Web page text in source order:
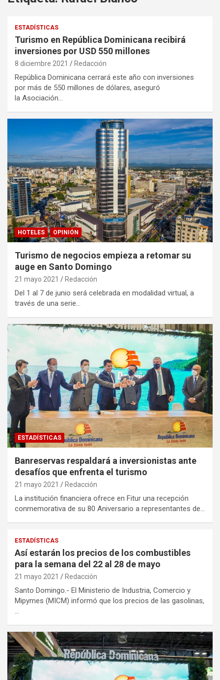
ESTADÍSTICAS
Turismo en República Dominicana recibirá
inversiones por USD 550 millones
8 diciembre 2021 Redacción
República Dominicana cerrará este año con inversiones
por más de 550 millones de dólares, aseguró
la Asociación…
HOTELES OPINIÓN
Turismo de negocios empieza a retomar su
auge en Santo Domingo
21 mayo 2021 Redacción
Del 1 al 7 de junio será celebrada en modalidad virtual, a
través de una serie…
ESTADÍSTICAS
Banreservas respaldará a inversionistas ante
desafíos que enfrenta el turismo
21 mayo 2021 Redacción
La institución financiera ofrece en Fitur una recepción
conmemorativa de su 80 Aniversario a representantes de…
ESTADÍSTICAS
Así estarán los precios de los combustibles
para la semana del 22 al 28 de mayo
21 mayo 2021 Redacción
Santo Domingo.- El Ministerio de Industria, Comercio y
Mipymes (MICM) informó que los precios de las gasolinas,
…